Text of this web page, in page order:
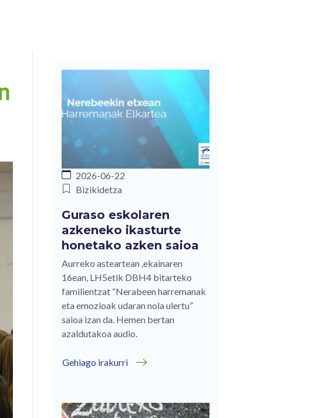
2026-06-22
Bizikidetza
Guraso eskolaren
azkeneko ikasturte
honetako azken saioa
Aurreko asteartean ,ekainaren
16ean, LH5etik DBH4 bitarteko
familientzat “Nerabeen harremanak
eta emozioak udaran nola ulertu”
saioa izan da. Hemen bertan
azaldutakoa audio.
Gehiago irakurri